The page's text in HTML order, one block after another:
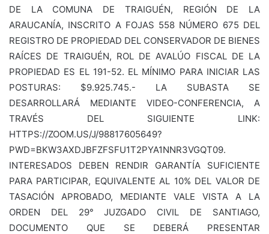
DE LA COMUNA DE TRAIGUÉN, REGIÓN DE LA
ARAUCANÍA, INSCRITO A FOJAS 558 NÚMERO 675 DEL
REGISTRO DE PROPIEDAD DEL CONSERVADOR DE BIENES
RAÍCES DE TRAIGUÉN, ROL DE AVALÚO FISCAL DE LA
PROPIEDAD ES EL 191-52. EL MÍNIMO PARA INICIAR LAS
POSTURAS: $9.925.745.- LA SUBASTA SE
DESARROLLARÁ MEDIANTE VIDEO-CONFERENCIA, A
TRAVÉS DEL SIGUIENTE LINK:
HTTPS://ZOOM.US/J/98817605649?
PWD=BKW3AXDJBFZFSFU1T2PYA1NNR3VGQT09.
INTERESADOS DEBEN RENDIR GARANTÍA SUFICIENTE
PARA PARTICIPAR, EQUIVALENTE AL 10% DEL VALOR DE
TASACIÓN APROBADO, MEDIANTE VALE VISTA A LA
ORDEN DEL 29° JUZGADO CIVIL DE SANTIAGO,
DOCUMENTO QUE SE DEBERÁ PRESENTAR